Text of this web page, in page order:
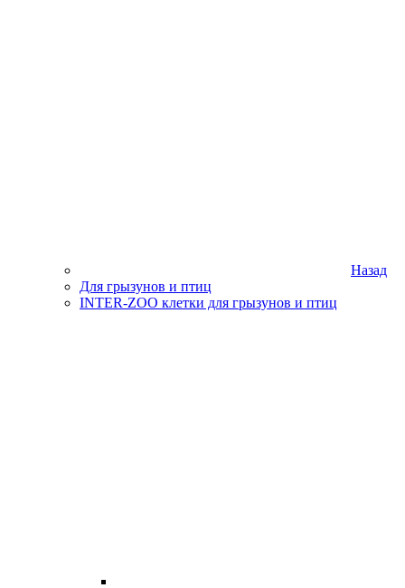
Назад
Для грызунов и птиц
INTER-ZOO клетки для грызунов и птиц